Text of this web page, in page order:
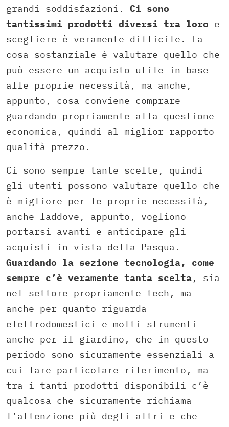
grandi soddisfazioni. Ci sono
tantissimi prodotti diversi tra loro e
scegliere è veramente difficile. La
cosa sostanziale è valutare quello che
può essere un acquisto utile in base
alle proprie necessità, ma anche,
appunto, cosa conviene comprare
guardando propriamente alla questione
economica, quindi al miglior rapporto
qualità-prezzo.
Ci sono sempre tante scelte, quindi
gli utenti possono valutare quello che
è migliore per le proprie necessità,
anche laddove, appunto, vogliono
portarsi avanti e anticipare gli
acquisti in vista della Pasqua.
Guardando la sezione tecnologia, come
sempre c’è veramente tanta scelta, sia
nel settore propriamente tech, ma
anche per quanto riguarda
elettrodomestici e molti strumenti
anche per il giardino, che in questo
periodo sono sicuramente essenziali a
cui fare particolare riferimento, ma
tra i tanti prodotti disponibili c’è
qualcosa che sicuramente richiama
l’attenzione più degli altri e che